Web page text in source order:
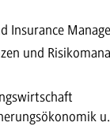
Insurance
und